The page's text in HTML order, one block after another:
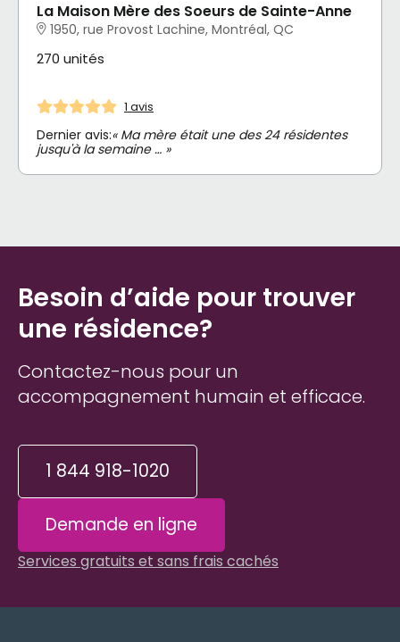
La Maison Mère des Soeurs de Sainte-Anne
1950, rue Provost Lachine, Montréal, QC
270 unités
1 avis
Dernier avis:« Ma mère était une des 24 résidentes
jusqu'à la semaine … »
Besoin d’aide pour trouver
une résidence?
Contactez-nous pour un
accompagnement humain et efficace.
1 844 918-1020
Demande en ligne
Services gratuits et sans frais cachés